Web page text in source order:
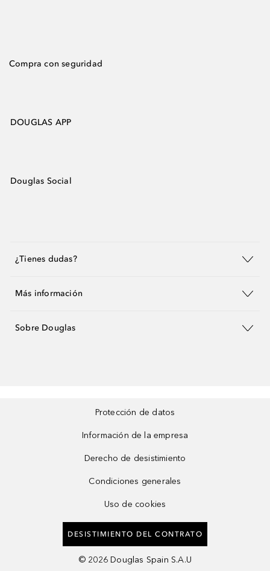
Compra con seguridad
DOUGLAS APP
Douglas Social
¿Tienes dudas?
Más información
Sobre Douglas
Protección de datos
Información de la empresa
Derecho de desistimiento
Condiciones generales
Uso de cookies
DESISTIMIENTO DEL CONTRATO
© 2026 Douglas Spain S.A.U